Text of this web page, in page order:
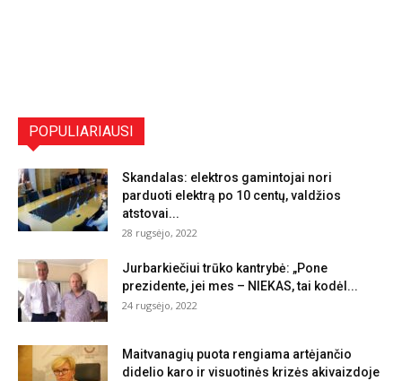
POPULIARIAUSI
Skandalas: elektros gamintojai nori
parduoti elektrą po 10 centų, valdžios
atstovai...
28 rugsėjo, 2022
Jurbarkiečiui trūko kantrybė: „Pone
prezidente, jei mes – NIEKAS, tai kodėl...
24 rugsėjo, 2022
Maitvanagių puota rengiama artėjančio
didelio karo ir visuotinės krizės akivaizdoje